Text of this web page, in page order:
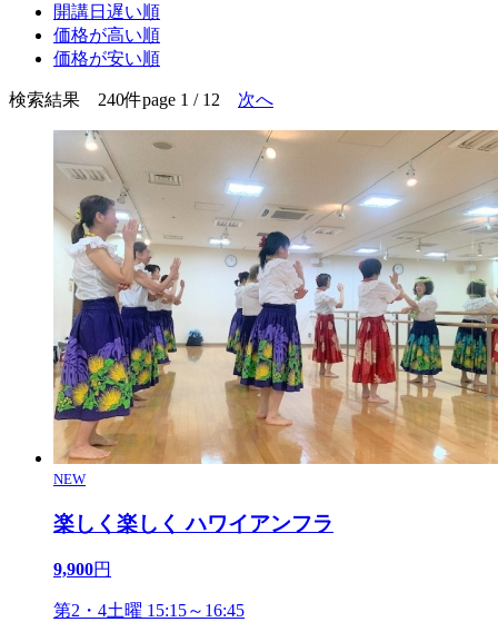
開講日遅い順
価格が高い順
価格が安い順
検索結果 240件page 1 / 12 次へ
NEW
楽しく楽しく ハワイアンフラ
9,900円
第2・4土曜 15:15～16:45